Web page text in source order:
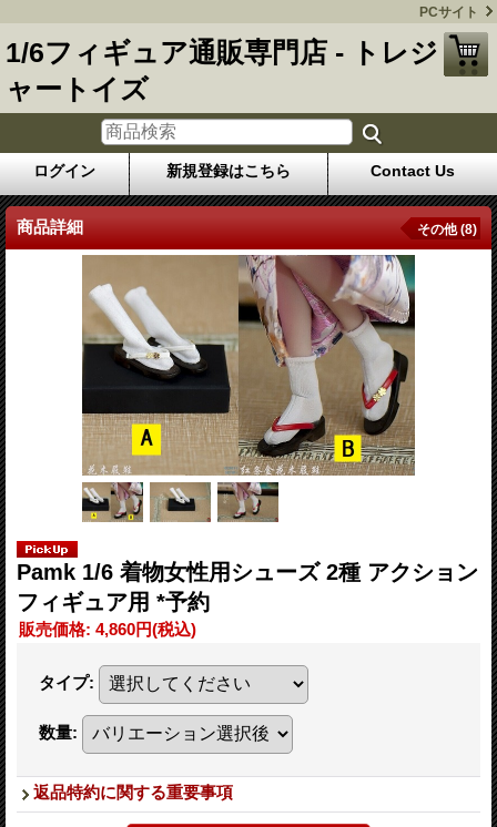
PCサイト
1/6フィギュア通販専門店 - トレジ
ャートイズ
ログイン 新規登録はこちら Contact Us
商品詳細 その他 (8)
Pamk 1/6 着物女性用シューズ 2種 アクション
フィギュア用 *予約
販売価格: 4,860円(税込)
タイプ:
数量:
返品特約に関する重要事項